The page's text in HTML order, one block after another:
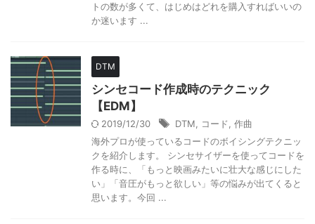
トの数が多くて、はじめはどれを購入すればいいの
か迷います ...
DTM
シンセコード作成時のテクニック
【EDM】
2019/12/30 DTM コード
作曲
海外プロが使っているコードのボイシングテクニッ
クを紹介します。 シンセサイザーを使ってコードを
作る時に、「もっと映画みたいに壮大な感じにした
い」「音圧がもっと欲しい」等の悩みが出てくると
思います。今回 ...